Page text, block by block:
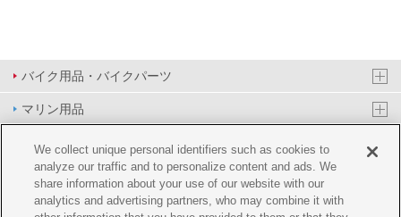
バイク用品・バイクパーツ
マリン用品
PAS/YPJ用品
その他用品
イベント&エンターテイメント
We collect unique personal identifiers such as cookies to
analyze our traffic and to personalize content and ads. We
share information about your use of our website with our
analytics and advertising partners, who may combine it with